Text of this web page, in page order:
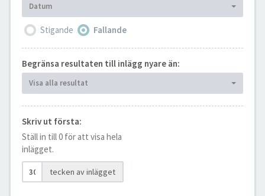
Datum
Stigande Fallande
Begränsa resultaten till inlägg nyare än:
Visa alla resultat
Skriv ut första:
Ställ in till 0 för att visa hela
inlägget.
tecken av inlägget